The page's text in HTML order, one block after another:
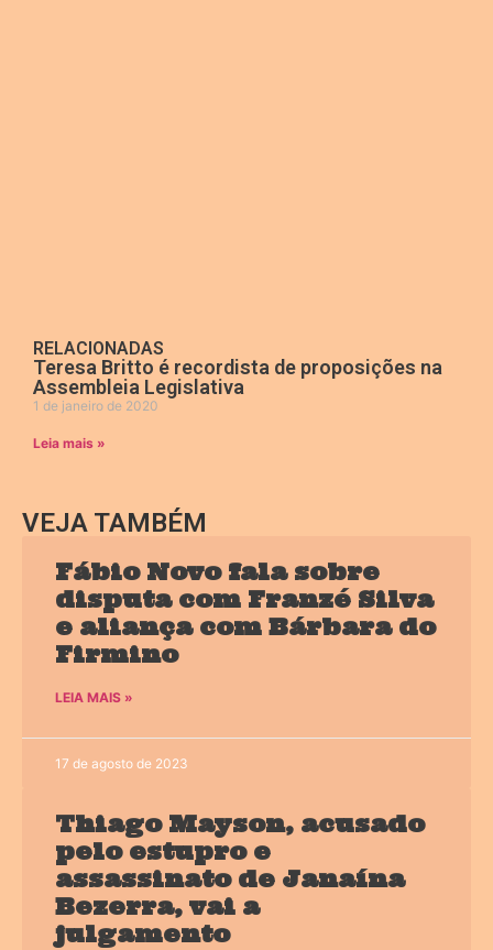
RELACIONADAS
Teresa Britto é recordista de proposições na
Assembleia Legislativa
1 de janeiro de 2020
Leia mais »
VEJA TAMBÉM
Fábio Novo fala sobre
disputa com Franzé Silva
e aliança com Bárbara do
Firmino
LEIA MAIS »
17 de agosto de 2023
Thiago Mayson, acusado
pelo estupro e
assassinato de Janaína
Bezerra, vai a
julgamento